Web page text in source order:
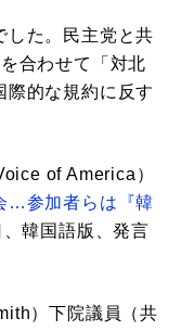
た。民主党と共
合わせて「対北
際的な規約に反す
of America）
…参加者らは『韓
、韓国語版、発言
）下院議員（共